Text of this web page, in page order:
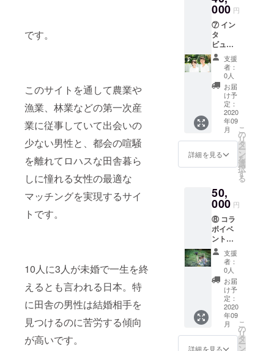
です。
このサイトを通して農業や
漁業、林業などの第一次産
業に従事していて出会いの
少ない男性と、都会の喧騒
を離れてロハスな田舎暮ら
しに憧れる女性の最適な
マッチングを実現するサイ
トです。
10人に3人が未婚で一生を終
えるとも言われる日本。特
に田舎の男性は結婚相手を
見つけるのに苦労する傾向
が高いです。
お名前
をご記
入くだ
さい。
※9月以
降、感
謝メッ
セー
ジ・御
礼メー
ルを送
りま
す。 ※9
月以
メール
マガジ
ンを4回
しま
す。 ※9
月以
降、公
式キャ
ラク
ターの
ポスト
カード
を2枚郵
送致し
ます。
体）ク
レジッ
ト掲載
ページ
を作成
し、そ
ちらに
お名前
を記載
させて
頂きま
す。特
に掲載
期間の
期限は
設けて
時、必
ず備考
欄にご
希望の
お名前
をご記
入くだ
さい。
※9月以
降、感
謝メッ
セー
ジ・御
礼メー
ルを送
せるメ
ルマガ
（全4
回) ＋公
式キャ
ラク
ター
グッズ
（ポス
トカー
ド2枚）
＋協賛
者クレ
ジット
掲載
（WEB
降、
AGRI
MARRI
AGEの
HP内に
ご支援
頂いた
個人の
方を
フュー
チャー
した特
集記事
を組
み、
（注目
を集め
000 円
⑦ イン
タ
ビュー
or広告
ページ
作成
（企
業・団
体） ＋
応援プ
ラン
感謝
メッ
セー
ジ・御
礼メー
舎婚を
成功さ
せるメ
ルマガ
（全4
回) ＋公
式キャ
ラク
ター
グッズ
（ポス
トカー
ド2枚）
＋協賛
企業
（団
体）ク
支援
者：
0人
お届
け予
定：
2020
年09
月
詳細を見る
こ
の
リ
タ
ー
ン
を
選
択
す
る
50,
000 円
⑧ コラ
ボイベ
ント開
催権
（企
業・団
体） ＋
応援プ
ラン
感謝
メッ
セー
ジ・御
礼メー
支援
者：
0人
お届
け予
定：
2020
年09
月
詳細を見る
こ
の
リ
タ
ー
ン